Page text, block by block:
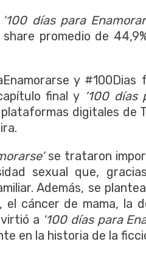
‘100 días para
promedio de
y
final y ‘100 días
digitales de
se trataron
sexual que,
Además, se
el cáncer de mama, la
a ‘100 días para
en la historia de la